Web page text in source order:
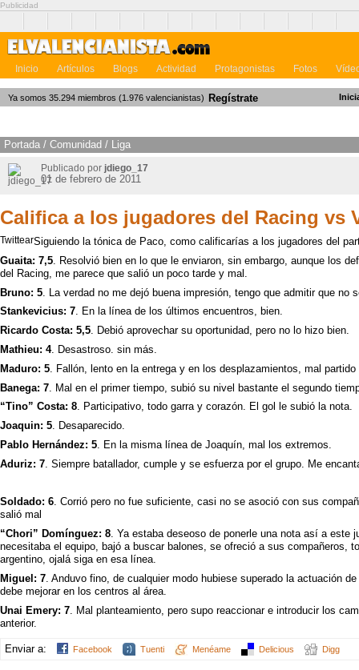
Publicidad
Inicio Artículos Blogs Actividad Protagonistas Fotos
Ya somos 35.294 miembros (1.976 valencianistas) Regístrate
Portada / Comunidad / Liga
Publicado por jdiego_17
01 de febrero de 2011
Califica a los jugadores del Racing vs
TwittearSiguiendo la tónica de Paco, como calificarías a los jugadores del
Guaita: 7,5 . Resolvió bien en lo que le enviaron, sin embargo, aunque los
del Racing, me parece que salió un poco tarde y mal.
Bruno: 5 . La verdad no me dejó buena impresión, tengo que admitir que no
Stankevicius: 7. En la línea de los últimos encuentros, bien.
Ricardo Costa: 5,5. Debió aprovechar su oportunidad, pero no lo hizo bien.
Mathieu: 4. Desastroso. sin más.
Maduro: 5 . Fallón, lento en la entrega y en los desplazamientos, mal
Banega: 7 . Mal en el primer tiempo, subió su nivel bastante el segundo
“Tino” Costa: 8. Participativo, todo garra y corazón. El gol le subió la nota.
Joaquin: 5. Desaparecido.
Pablo Hernández: 5 . En la misma línea de Joaquín, mal los extremos.
Aduriz: 7 . Siempre batallador, cumple y se esfuerza por el grupo. Me
Soldado: 6. Corrió pero no fue suficiente, casi no se asoció con sus
salió mal
“Chori” Domínguez: 8. Ya estaba deseoso de ponerle una nota así a este
necesitaba el equipo, bajó a buscar balones, se ofreció a sus compañeros,
argentino, ojalá siga en esa línea.
Miguel: 7 . Anduvo fino, de cualquier modo hubiese superado la actuación
debe mejorar en los centros al área.
Unai Emery: 7 . Mal planteamiento, pero supo reaccionar e introducir los
anterior.
Enviar a: Facebook Tuenti Menéame Delicious Digg